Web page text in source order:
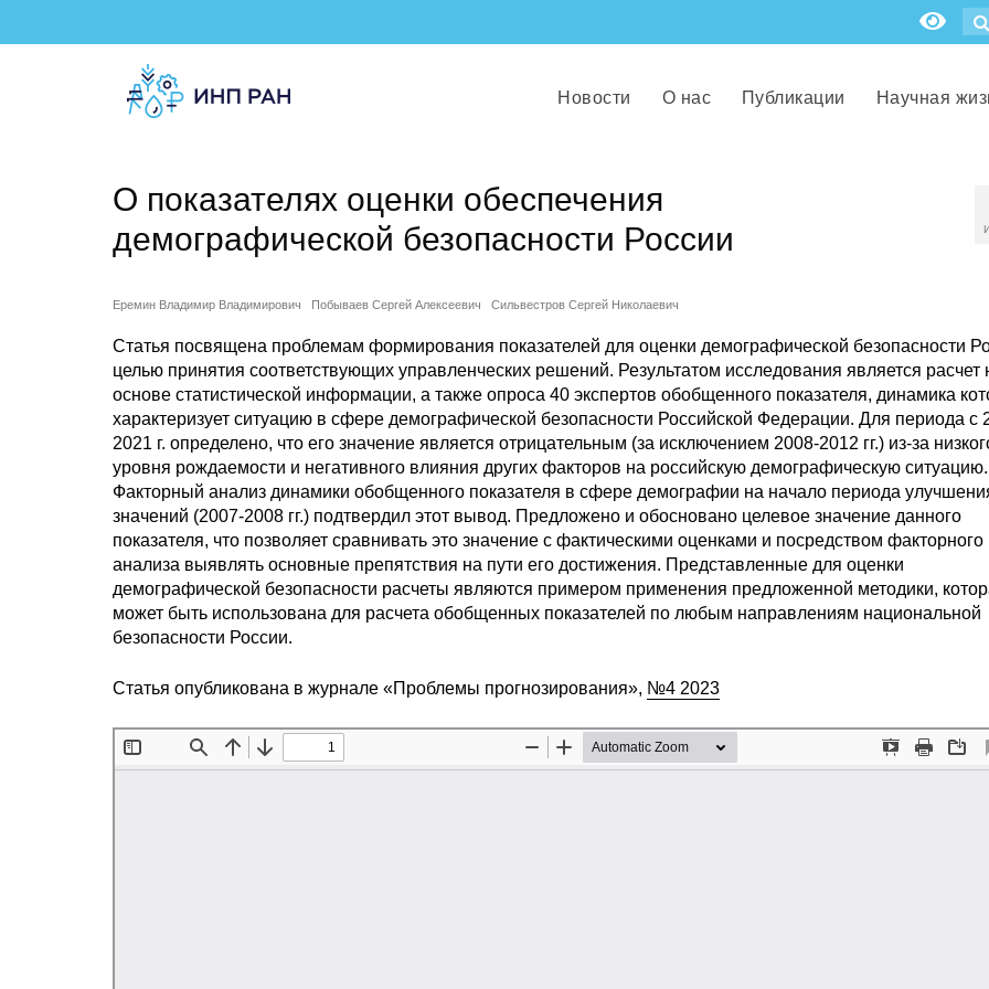
Новости О нас Публикации Научная
О показателях оценки обеспечения
демографической безопасности России
Еремин Владимир Владимирович Побываев Сергей Алексеевич Сильвестров Сергей Николаевич
Статья посвящена проблемам формирования показателей для оценки демографической безопасности
целью принятия соответствующих управленческих решений. Результатом исследования является расчет
основе статистической информации, а также опроса 40 экспертов обобщенного показателя, динамика
характеризует ситуацию в сфере демографической безопасности Российской Федерации. Для периода с
2021 г. определено, что его значение является отрицательным (за исключением 2008-2012 гг.) из-за
уровня рождаемости и негативного влияния других факторов на российскую демографическую ситуацию.
Факторный анализ динамики обобщенного показателя в сфере демографии на начало периода
значений (2007-2008 гг.) подтвердил этот вывод. Предложено и обосновано целевое значение данного
показателя, что позволяет сравнивать это значение с фактическими оценками и посредством факторного
анализа выявлять основные препятствия на пути его достижения. Представленные для оценки
демографической безопасности расчеты являются примером применения предложенной методики,
может быть использована для расчета обобщенных показателей по любым направлениям национальной
безопасности России.
Статья опубликована в журнале «Проблемы прогнозирования», №4 2023